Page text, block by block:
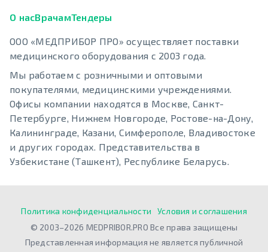
О насВрачамТендеры
ООО «МЕДПРИБОР ПРО» осуществляет поставки
медицинского оборудования с 2003 года.
Мы работаем с розничными и оптовыми
покупателями, медицинскими учреждениями.
Офисы компании находятся в Москве, Санкт-
Петербурге, Нижнем Новгороде, Ростове-на-Дону,
Калининграде, Казани, Симферополе, Владивостоке
и других городах. Представительства в
Узбекистане (Ташкент), Республике Беларусь.
Политика конфиденциальности
Условия и соглашения
© 2003–2026 MEDPRIBOR.PRO Все права защищены
Представленная информация не является публичной